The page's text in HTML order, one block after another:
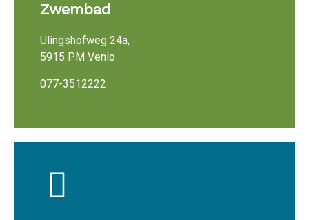
Zwembad
Ulingshofweg 24a,
5915 PM Venlo
077-3512222